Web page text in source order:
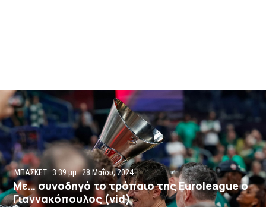
ΜΠΑΣΚΕΤ 3:39 μμ 28 Μαΐου, 2024
Με… συνοδηγό το τρόπαιο της Euroleague o
Γιαννακόπουλος (vid)